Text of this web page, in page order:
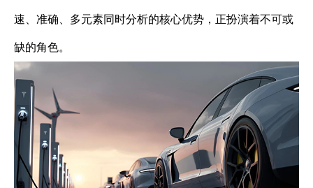
速、准确、多元素同时分析的核心优势，正扮演着不可或
缺的角色。